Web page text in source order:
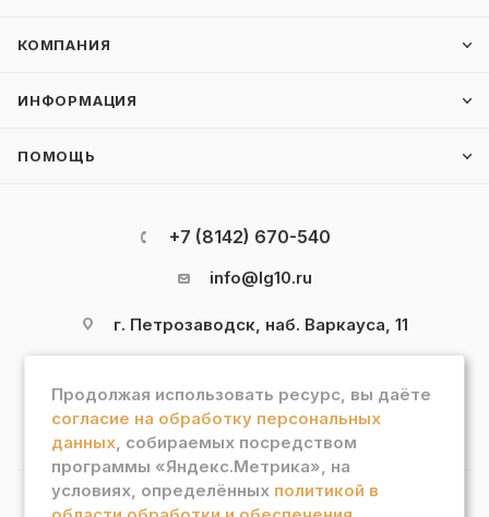
КОМПАНИЯ
ИНФОРМАЦИЯ
ПОМОЩЬ
+7 (8142) 670-540
info@lg10.ru
г. Петрозаводск, наб. Варкауса, 11
Продолжая использовать ресурс, вы даёте
согласие на обработку персональных
данных, собираемых посредством
программы «Яндекс.Метрика», на
условиях, определённых политикой в